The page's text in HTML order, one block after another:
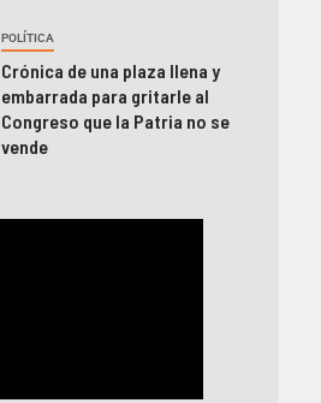
POLÍTICA
Crónica de una plaza llena y
embarrada para gritarle al
Congreso que la Patria no se
vende